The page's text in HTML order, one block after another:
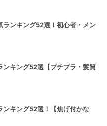
ランキング52選！初心者・メン
ンキング52選【プチプラ・髪質
ンキング52選！【焦げ付かな